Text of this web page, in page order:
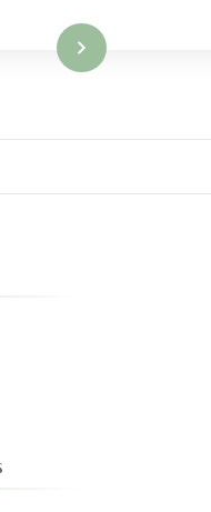
savoir plus